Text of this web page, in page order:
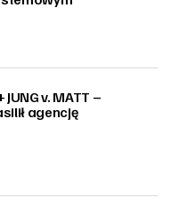
JUNG v. MATT –
agencję